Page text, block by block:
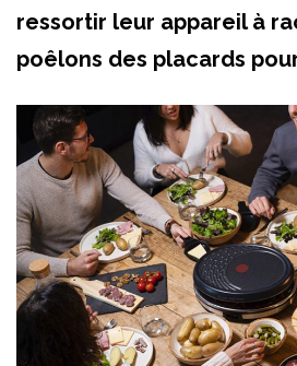
ressortir leur appareil à
poêlons des placards